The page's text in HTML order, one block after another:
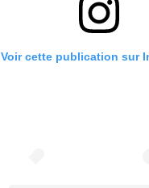
Voir cette publication sur